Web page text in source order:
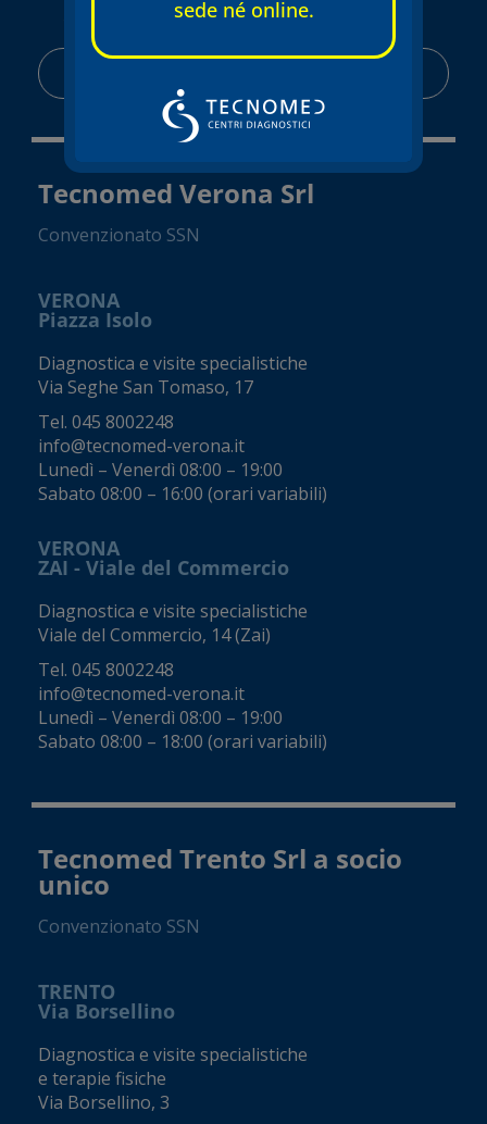
Tecnomed Verona Srl
Convenzionato SSN
VERONA
Piazza Isolo
Diagnostica e visite specialistiche
Via Seghe San Tomaso, 17
Tel. 045 8002248
info@tecnomed-verona.it
Lunedì – Venerdì 08:00 – 19:00
Sabato 08:00 – 16:00 (orari variabili)
VERONA
ZAI - Viale del Commercio
Diagnostica e visite specialistiche
Viale del Commercio, 14 (Zai)
Tel. 045 8002248
info@tecnomed-verona.it
Lunedì – Venerdì 08:00 – 19:00
Sabato 08:00 – 18:00 (orari variabili)
Tecnomed Trento Srl a socio
unico
Convenzionato SSN
TRENTO
Via Borsellino
Diagnostica e visite specialistiche
e terapie fisiche
Via Borsellino, 3
sede né online.